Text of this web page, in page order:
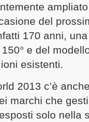
del
170 anni,
e del
esistenti.
2013 c’è
marchi che
solo nella